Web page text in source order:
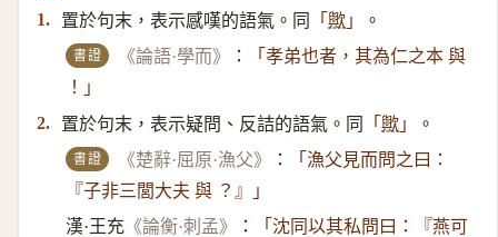
1.
置於句末，表示感嘆的語氣。同 「 歟 」 。
書證 《論語·學而》 ：
「孝弟也者，其為仁之本 與
！」
2.
置於句末，表示疑問、反詰的語氣。同 「 歟 」 。
書證 《楚辭·屈原·漁父》 ：
「漁父見而問之曰：
『子非三閭大夫 與 ？』」
漢·王充 《論衡·刺孟》 ：
「沈同以其私問曰：『燕可